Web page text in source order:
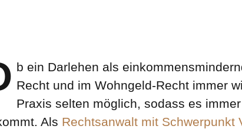
b ein Darlehen als
Recht und im Wohngeld-Recht immer
Praxis selten möglich, sodass es
Als Rechtsanwalt mit Schwerpunkt